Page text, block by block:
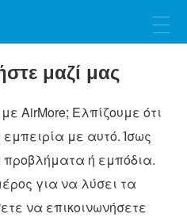
μαζί μας
AirMore; Ελπίζουμε ότι
με αυτό. Ίσως
ή εμπόδια.
για να λύσει τα
να επικοινωνήσετε